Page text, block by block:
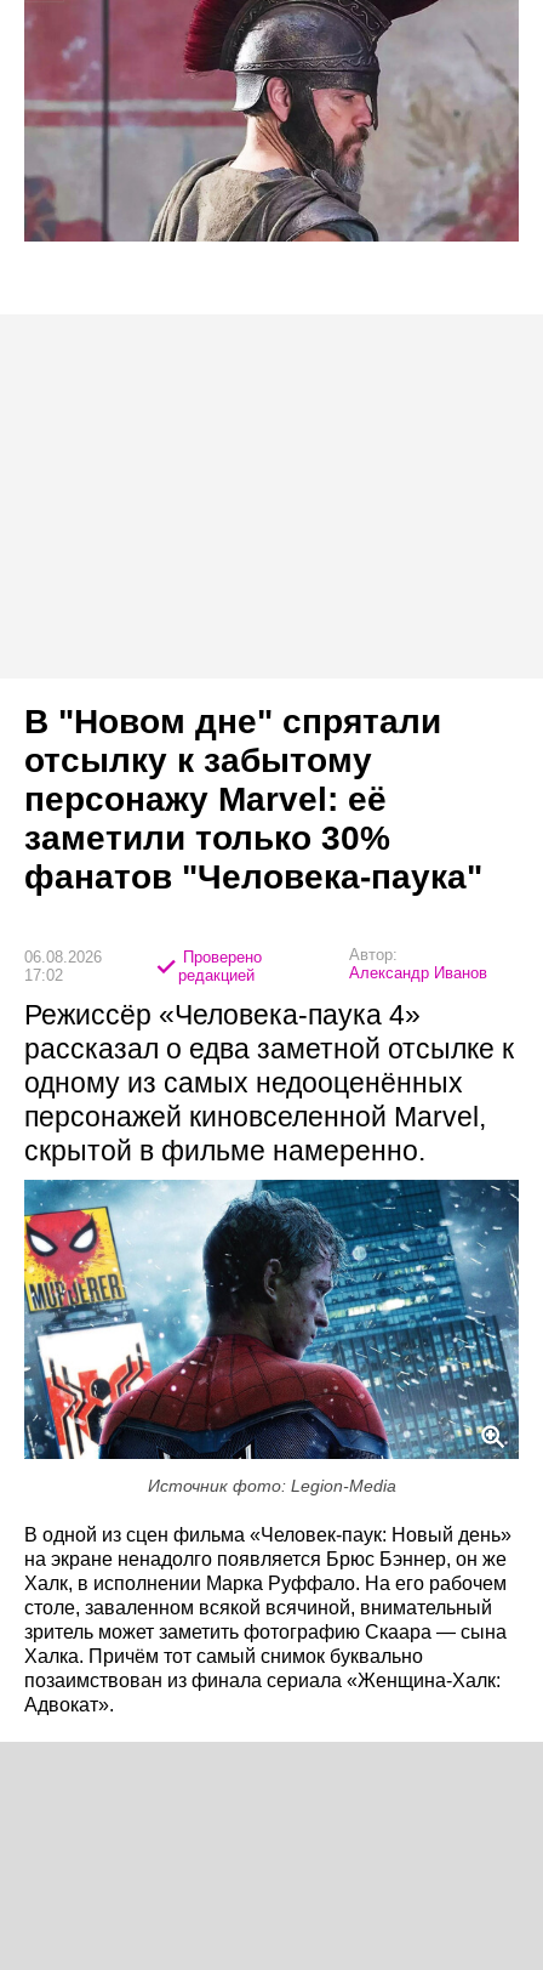
В "Новом дне" спрятали
отсылку к забытому
персонажу Marvel: её
заметили только 30%
фанатов "Человека-паука"
06.08.2026
17:02
Проверено
редакцией
Автор:
Александр Иванов
Режиссёр «Человека-паука 4»
рассказал о едва заметной отсылке к
одному из самых недооценённых
персонажей киновселенной Marvel,
скрытой в фильме намеренно.
Источник фото: Legion-Media
В одной из сцен фильма «Человек-паук: Новый день»
на экране ненадолго появляется Брюс Бэннер, он же
Халк, в исполнении Марка Руффало. На его рабочем
столе, заваленном всякой всячиной, внимательный
зритель может заметить фотографию Скаара — сына
Халка. Причём тот самый снимок буквально
позаимствован из финала сериала «Женщина-Халк:
Адвокат».